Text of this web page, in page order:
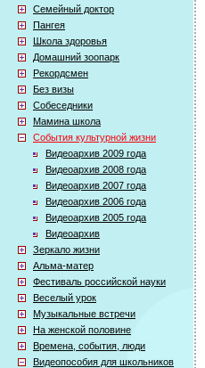
Семейный доктор
Пангея
Школа здоровья
Домашний зоопарк
Рекордсмен
Без визы
Собеседники
Мамина школа
События культурной жизни
Видеоархив 2009 года
Видеоархив 2008 года
Видеоархив 2007 года
Видеоархив 2006 года
Видеоархив 2005 года
Видеоархив
Зеркало жизни
Альма-матер
Фестиваль российской науки
Веселый урок
Музыкальные встречи
На женской половине
Времена, события, люди
Видеопособия для школьников